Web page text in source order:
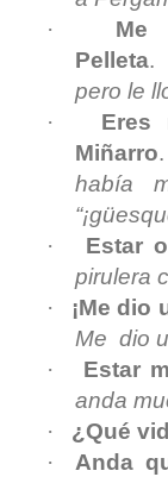
· Me
Pelleta.
pero le
· Eres
Miñarro.
había
· Estar
pirulera
· ¡Me dio
Me dio
· Estar
anda
· ¿Qué
· Anda